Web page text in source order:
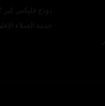
دودج فليكس كير
خدمة العملاء